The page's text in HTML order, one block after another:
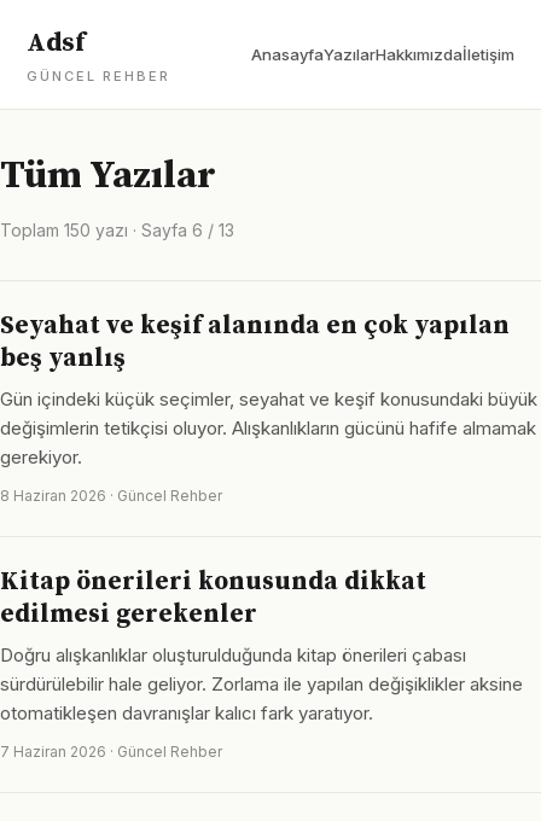
Adsf
GÜNCEL REHBER
AnasayfaYazılarHakkımızdaİletişim
Tüm Yazılar
Toplam 150 yazı · Sayfa 6 / 13
Seyahat ve keşif alanında en çok yapılan
beş yanlış
Gün içindeki küçük seçimler, seyahat ve keşif konusundaki büyük
değişimlerin tetikçisi oluyor. Alışkanlıkların gücünü hafife almamak
gerekiyor.
8 Haziran 2026 · Güncel Rehber
Kitap önerileri konusunda dikkat
edilmesi gerekenler
Doğru alışkanlıklar oluşturulduğunda kitap önerileri çabası
sürdürülebilir hale geliyor. Zorlama ile yapılan değişiklikler aksine
otomatikleşen davranışlar kalıcı fark yaratıyor.
7 Haziran 2026 · Güncel Rehber